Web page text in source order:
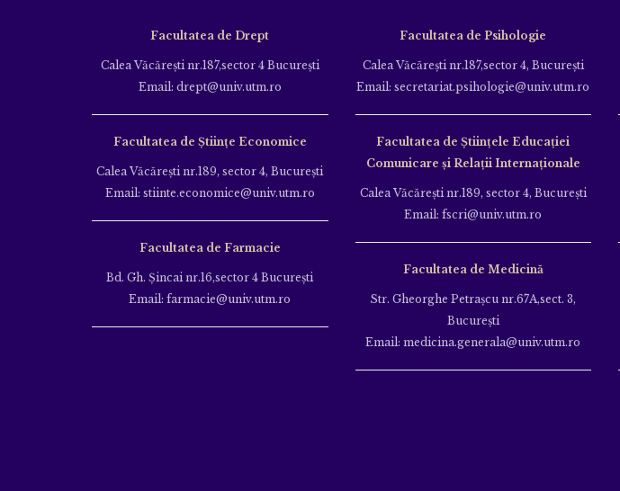
Facultatea de Drept
Calea Văcăreşti nr.187,sector 4 Bucureşti
Email: drept@univ.utm.ro
Facultatea de Științe Economice
Calea Văcăreşti nr.189, sector 4, Bucureşti
Email: stiinte.economice@univ.utm.ro
Facultatea de Farmacie
Bd. Gh. Şincai nr.16,sector 4 Bucureşti
Email: farmacie@univ.utm.ro
Facultatea de Psihologie
Calea Văcăreşti nr.187,sector 4, Bucureşti
Email: secretariat.psihologie@univ.utm.ro
Facultatea de Ştiinţele Educației
Comunicare și Relații Internaționale
Calea Văcăreşti nr.189, sector 4, Bucureşti
Email: fscri@univ.utm.ro
Facultatea de Medicină
Str. Gheorghe Petraşcu nr.67A,sect. 3,
Bucureşti
Email: medicina.generala@univ.utm.ro